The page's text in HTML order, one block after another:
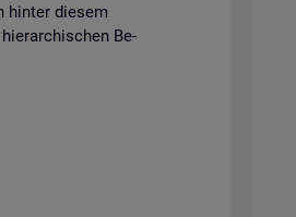
hin­ter die­sem
Be­